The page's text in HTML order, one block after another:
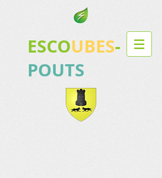
ESCOUBES-
POUTS